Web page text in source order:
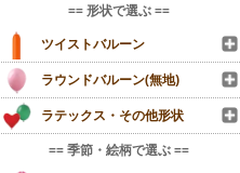
== 形状で選ぶ ==
ツイストバルーン
ラウンドバルーン(無地)
ラテックス・その他形状
== 季節・絵柄で選ぶ ==